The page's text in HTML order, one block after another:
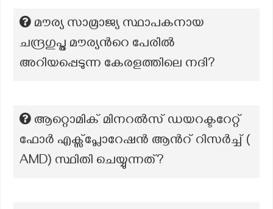
മൗര്യ സാമ്രാജ്യ സ്ഥാപകനായ
ചന്ദ്രഗുപ്ത മൗര്യന്‍റെ പേരിൽ
അറിയപ്പെടുന്ന കേരളത്തിലെ നദി?
ആറ്റൊമിക് മിനറൽസ് ഡയറക്ടറേറ്റ്
ഫോർ എക്സ്പ്ലോറേഷൻ ആന്‍റ് റിസർച്ച് (
AMD) സ്ഥിതി ചെയ്യുന്നത്?